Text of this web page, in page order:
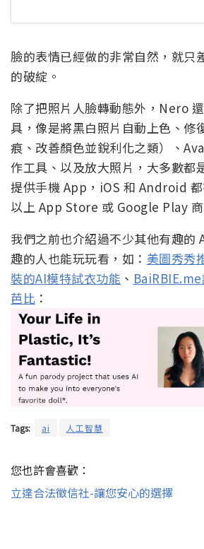
臉的表情已經做的非常自然，就只
的破綻。
除了把照片人臉轉動態外，Nero
具，像是將黑白照片自動上色、修
痕、改善顏色並銳利化之類）、
作工具、以及放大照片，大多數都
提供手機 App，iOS 和 Android
以上 App Store 或 Google Play 商
我們之前也介紹過不少其他有趣的
趣的人也能玩玩看，如： 美圖秀秀
裝的AI模特試衣功能 、
芭比 ：
Tags: ai 人工智慧
您也許會喜歡：
立達合法徵信社-讓您安心的選擇